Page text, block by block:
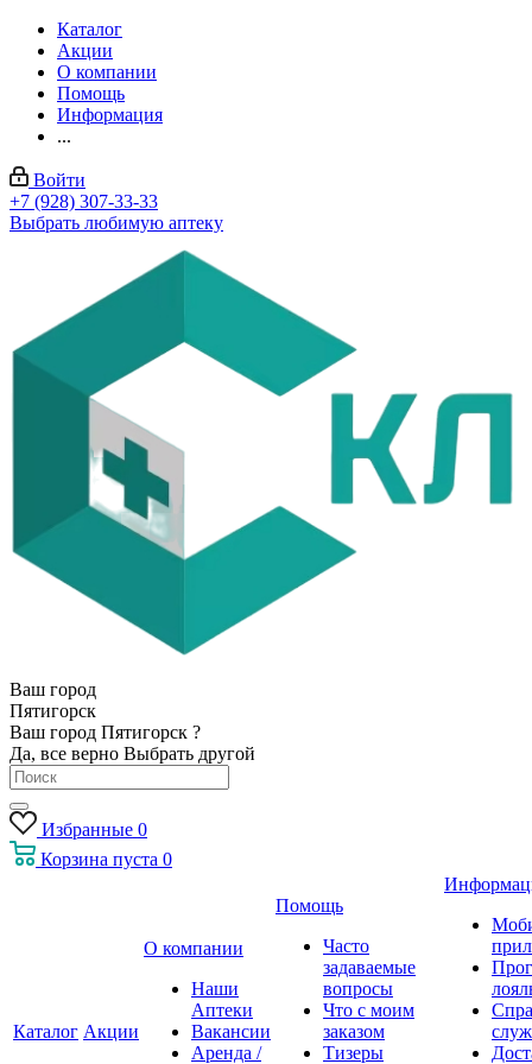
Каталог
Акции
О компании
Помощь
Информация
...
Войти
+7 (928) 307-33-33
Выбрать любимую аптеку
Ваш город
Пятигорск
Ваш город Пятигорск ?
Да, все верно Выбрать другой
Избранные 0
Корзина пуста 0
Каталог Акции
О компании
Наши
Аптеки
Вакансии
Аренда /
Помощь
Часто
задаваемые
вопросы
Что с моим
заказом
Тизеры